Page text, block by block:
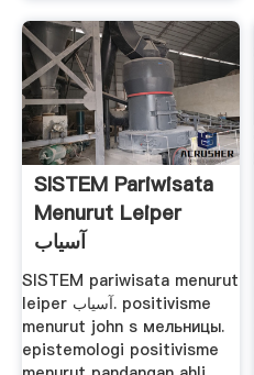
SISTEM Pariwisata
Menurut Leiper
آسیاب
SISTEM pariwisata menurut
leiper آسیاب. positivisme
menurut john s мельницы.
epistemologi positivisme